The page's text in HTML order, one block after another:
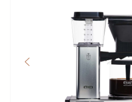
Bildergalerie überspringen